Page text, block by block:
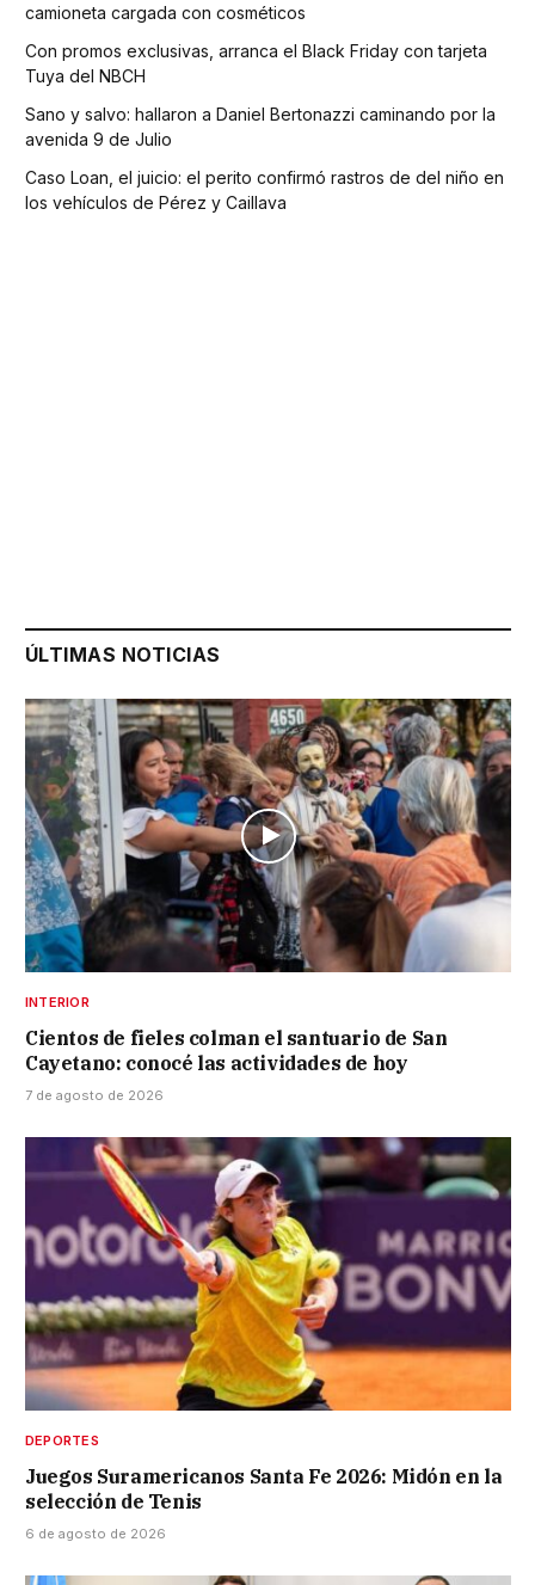
camioneta cargada con cosméticos
Con promos exclusivas, arranca el Black Friday con tarjeta
Tuya del NBCH
Sano y salvo: hallaron a Daniel Bertonazzi caminando por la
avenida 9 de Julio
Caso Loan, el juicio: el perito confirmó rastros de del niño en
los vehículos de Pérez y Caillava
ÚLTIMAS NOTICIAS
INTERIOR
Cientos de fieles colman el santuario de San
Cayetano: conocé las actividades de hoy
7 de agosto de 2026
DEPORTES
Juegos Suramericanos Santa Fe 2026: Midón en la
selección de Tenis
6 de agosto de 2026